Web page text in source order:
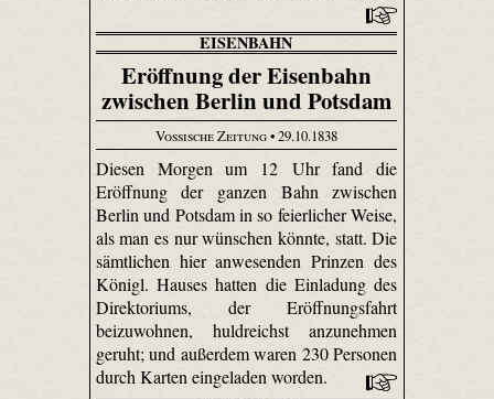
EISENBAHN
Eröffnung der Eisenbahn
zwischen Berlin und Potsdam
Vossische Zeitung• 29.10.1838
Diesen Morgen um 12 Uhr fand die
Eröffnung der ganzen Bahn zwischen
Berlin und Potsdam in so feierlicher Weise,
als man es nur wünschen könnte, statt. Die
sämtlichen hier anwesenden Prinzen des
Königl. Hauses hatten die Einladung des
Direktoriums, der Eröffnungsfahrt
beizuwohnen, huldreichst anzunehmen
geruht; und außerdem waren 230 Personen
durch Karten eingeladen worden.